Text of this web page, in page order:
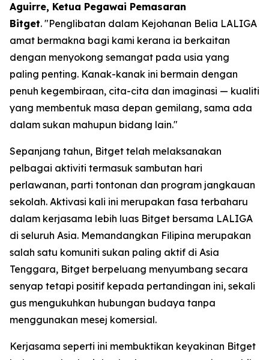
Aguirre, Ketua Pegawai Pemasaran
Bitget. "Penglibatan dalam Kejohanan Belia LALIGA
amat bermakna bagi kami kerana ia berkaitan
dengan menyokong semangat pada usia yang
paling penting. Kanak-kanak ini bermain dengan
penuh kegembiraan, cita-cita dan imaginasi — kualiti
yang membentuk masa depan gemilang, sama ada
dalam sukan mahupun bidang lain."
Sepanjang tahun, Bitget telah melaksanakan
pelbagai aktiviti termasuk sambutan hari
perlawanan, parti tontonan dan program jangkauan
sekolah. Aktivasi kali ini merupakan fasa terbaharu
dalam kerjasama lebih luas Bitget bersama LALIGA
di seluruh Asia. Memandangkan Filipina merupakan
salah satu komuniti sukan paling aktif di Asia
Tenggara, Bitget berpeluang menyumbang secara
senyap tetapi positif kepada pertandingan ini, sekali
gus mengukuhkan hubungan budaya tanpa
menggunakan mesej komersial.
Kerjasama seperti ini membuktikan keyakinan Bitget